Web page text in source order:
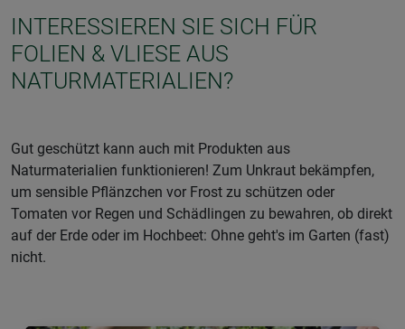
INTERESSIEREN SIE SICH FÜR
FOLIEN & VLIESE AUS
NATURMATERIALIEN?
Gut geschützt kann auch mit Produkten aus
Naturmaterialien funktionieren! Zum Unkraut bekämpfen,
um sensible Pflänzchen vor Frost zu schützen oder
Tomaten vor Regen und Schädlingen zu bewahren, ob direkt
auf der Erde oder im Hochbeet: Ohne geht's im Garten (fast)
nicht.